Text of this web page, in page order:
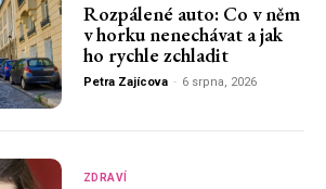
Rozpálené auto: Co v něm
v horku nenechávat a jak
ho rychle zchladit
Petra Zajícova - 6 srpna, 2026
ZDRAVÍ